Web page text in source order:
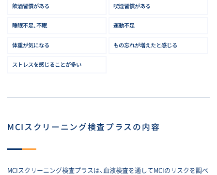
飲酒習慣がある 喫煙習慣がある
睡眠不足、不眠 運動不足
体重が気になる もの忘れが増えたと感じる
ストレスを感じることが多い
MCIスクリーニング検査プラスの内容
MCIスクリーニング検査プラスは、血液検査を通してMCIのリスクを調べ